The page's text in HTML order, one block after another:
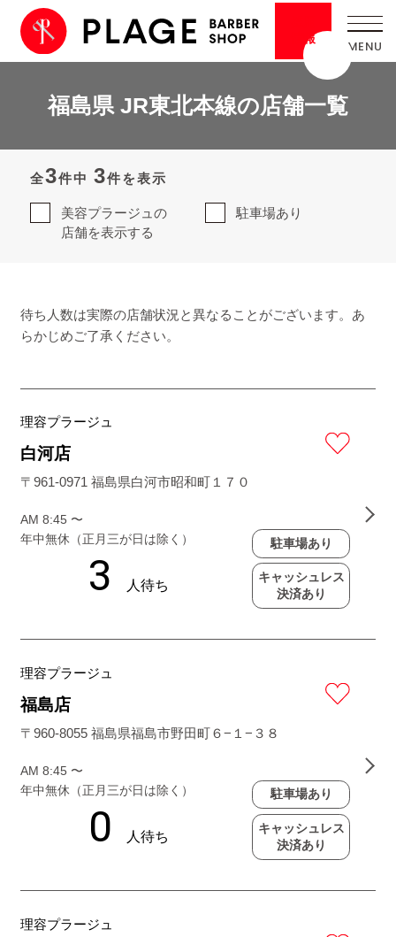
情報
福島県 JR東北本線の店舗一覧
全3件中 3件を表示
美容プラージュの
店舗を表示する
駐車場あり
待ち人数は実際の店舗状況と異なることがございます。あ
らかじめご了承ください。
理容プラージュ
白河店
〒961-0971 福島県白河市昭和町１７０
AM 8:45 〜
年中無休（正月三が日は除く）
駐車場あり
キャッシュレス
決済あり
理容プラージュ
福島店
〒960-8055 福島県福島市野田町６−１−３８
AM 8:45 〜
年中無休（正月三が日は除く）
駐車場あり
キャッシュレス
決済あり
理容プラージュ